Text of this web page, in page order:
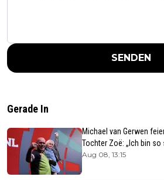
SENDEN
Gerade In
Michael van Gerwen
Tochter Zoë: „Ich bin
Aug 08, 13:15